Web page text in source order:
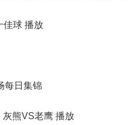
佳球 播放
每日集锦
灰熊VS老鹰 播放